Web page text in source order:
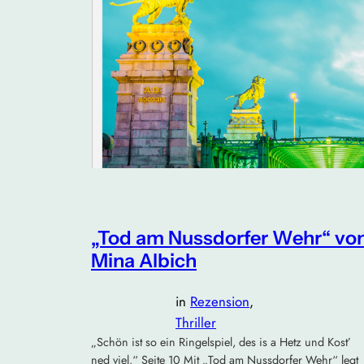
„Tod am Nussdorfer Wehr“
Mina Albich
in Rezension
Thriller
„Schön ist so ein Ringelspiel, des is a Hetz und Kost’
ned viel.“ Seite 10 Mit „Tod am Nussdorfer Wehr“ legt